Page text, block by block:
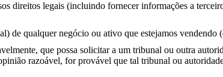
direitos legais (incluindo fornecer informações a
de qualquer negócio ou ativo que estejamos vendendo
que possa solicitar a um tribunal ou outra
razoável, for provável que tal tribunal ou